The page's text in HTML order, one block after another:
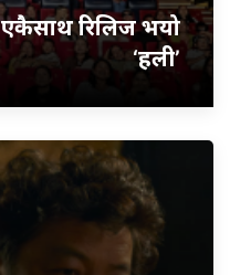
एकैसाथ रिलिज भयो
‘हली’